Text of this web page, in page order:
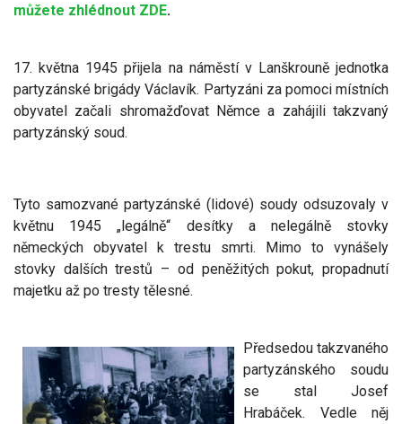
můžete zhlédnout ZDE.
17. května 1945 přijela na náměstí v Lanškrouně jednotka
partyzánské brigády Václavík. Partyzáni za pomoci místních
obyvatel začali shromažďovat Němce a zahájili takzvaný
partyzánský soud.
Tyto samozvané partyzánské (lidové) soudy odsuzovaly v
květnu 1945 „legálně“ desítky a nelegálně stovky
německých obyvatel k trestu smrti. Mimo to vynášely
stovky dalších trestů – od peněžitých pokut, propadnutí
majetku až po tresty tělesné.
Předsedou takzvaného
partyzánského soudu
se stal Josef
Hrabáček. Vedle něj